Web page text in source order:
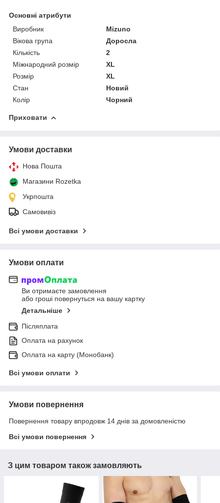
Основні атрибути
Виробник
Mizuno
Вікова група
Доросла
Кількість
2
Міжнародний розмір
XL
Розмір
XL
Стан
Новий
Колір
Чорний
Приховати
Умови доставки
Нова Пошта
Магазини Rozetka
Укрпошта
Самовивіз
Всі умови доставки
Умови оплати
Ви отримаєте замовлення
або гроші повернуться на вашу картку
Детальніше
Післяплата
Оплата на рахунок
Оплата на карту (Монобанк)
Всі умови оплати
Умови повернення
Повернення товару впродовж 14 днів за домовленістю
Всі умови повернення
З цим товаром також замовляють